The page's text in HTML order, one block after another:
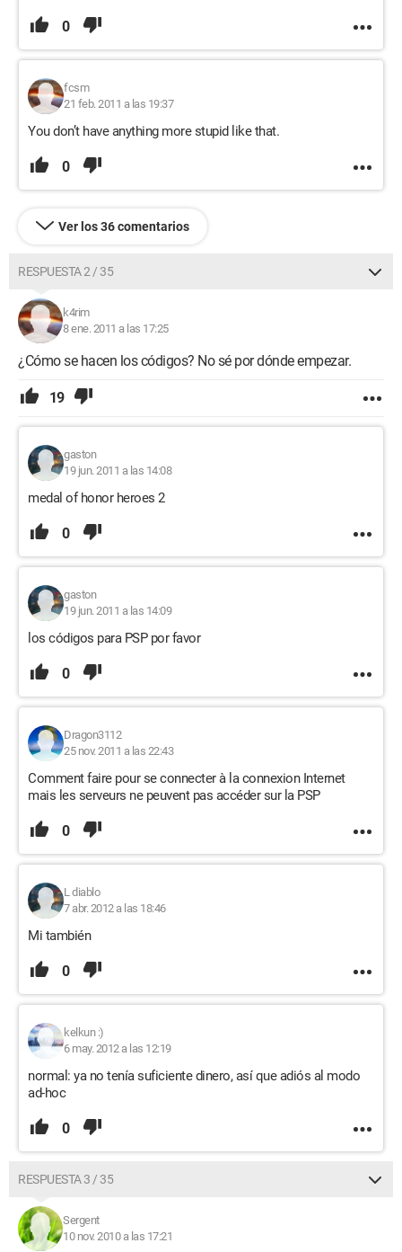
0
fcsm
21 feb. 2011 a las 19:37
You don’t have anything more stupid like that.
0
Ver los 36 comentarios
RESPUESTA 2 / 35
k4rim
8 ene. 2011 a las 17:25
¿Cómo se hacen los códigos? No sé por dónde empezar.
19
gaston
19 jun. 2011 a las 14:08
medal of honor heroes 2
0
gaston
19 jun. 2011 a las 14:09
los códigos para PSP por favor
0
Dragon3112
25 nov. 2011 a las 22:43
Comment faire pour se connecter à la connexion Internet
mais les serveurs ne peuvent pas accéder sur la PSP
0
L diablo
7 abr. 2012 a las 18:46
Mi también
0
kelkun :)
6 may. 2012 a las 12:19
normal: ya no tenía suficiente dinero, así que adiós al modo
ad-hoc
0
RESPUESTA 3 / 35
Sergent
10 nov. 2010 a las 17:21